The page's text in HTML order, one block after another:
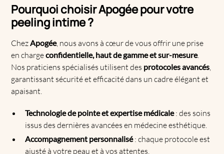
Pourquoi choisir Apogée pour votre
peeling intime ?
ChezApogée, nous avons à cœur de vous offrir une prise
en chargeconfidentielle, haut de gamme et sur-mesure.
Nos praticiens spécialisés utilisent des protocoles avancés
garantissant sécurité et efficacité dans un cadre élégant et
apaisant.
Technologie de pointe et expertise médicale: des soins
issus des dernières avancées en médecine esthétique.
Accompagnement personnalisé: chaque protocole est
ajusté à votre peau et à vos attentes.